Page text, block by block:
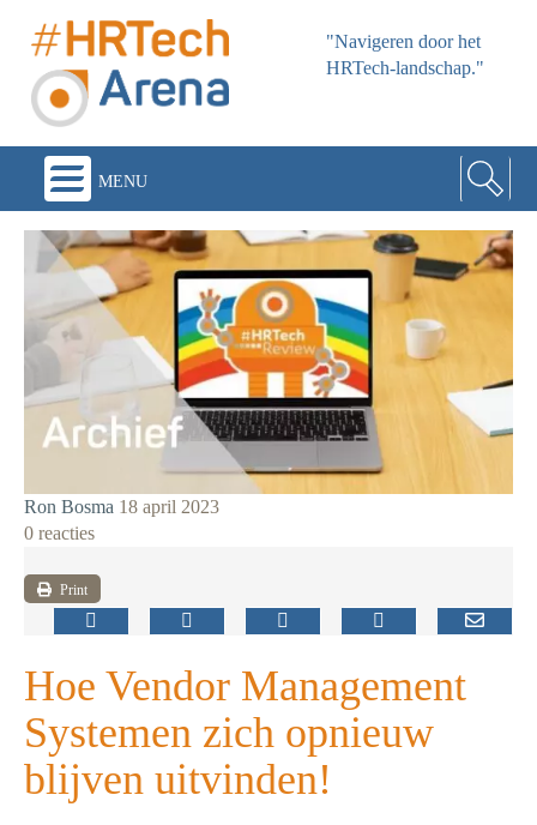
"Navigeren door het
HRTech-landschap."
menu
Ron Bosma 18 april 2023
0 reacties
Print
Hoe Vendor Management
Systemen zich opnieuw
blijven uitvinden!